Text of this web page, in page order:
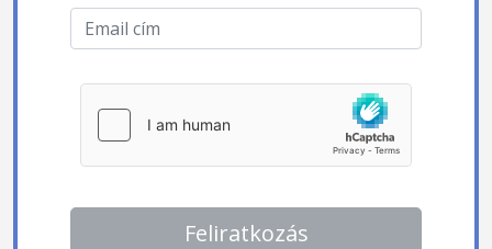
Feliratkozás